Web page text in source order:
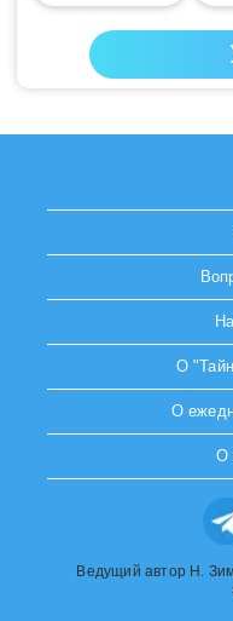
О
О
О
Ведущий автор Н.